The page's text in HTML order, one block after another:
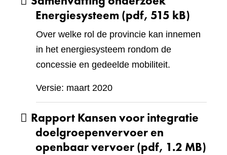
Energiesysteem (pdf, 515 kB)
Over welke rol de provincie kan innemen
in het energiesysteem rondom de
concessie en gedeelde mobiliteit.
Versie: maart 2020
Rapport Kansen voor integratie
doelgroepenvervoer en
openbaar vervoer(pdf, 1.2 MB)